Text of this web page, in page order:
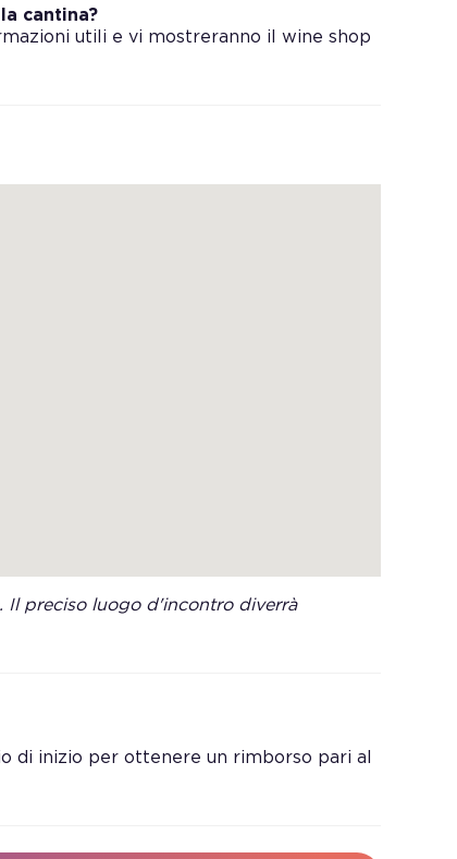
cantina?
utili e vi mostreranno il wine shop
Il preciso luogo d'incontro diverrà
di inizio per ottenere un rimborso pari al